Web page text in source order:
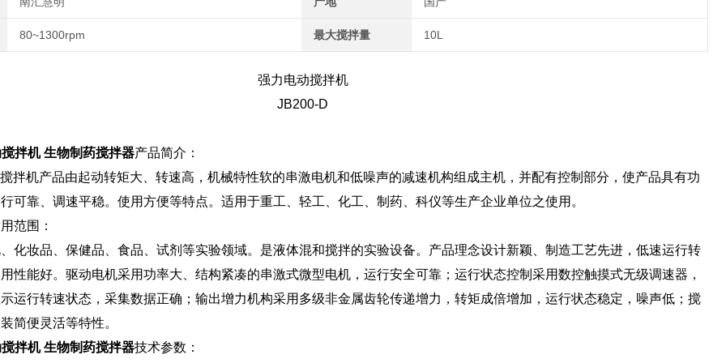
定可靠。
80~1300rpm 最大搅拌量 10L
强力电动搅拌机
JB200-D
拌机 生物制药搅拌器产品简介：
拌机产品由起动转矩大、转速高，机械特性软的串激电机和低噪声的减速机构组成主机，并配有控制部分，使产品具有功
可靠、调速平稳。使用方便等特点。适用于重工、轻工、化工、制药、科仪等生产企业单位之使用。
范围：
化妆品、保健品、食品、试剂等实验领域。是液体混和搅拌的实验设备。产品理念设计新颖、制造工艺先进，低速运行转
性能好。驱动电机采用功率大、结构紧凑的串激式微型电机，运行安全可靠；运行状态控制采用数控触摸式无级调速器，
运行转速状态，采集数据正确；输出增力机构采用多级非金属齿轮传递增力，转矩成倍增加，运行状态稳定，噪声低；搅
简便灵活等特性。
拌机 生物制药搅拌器技术参数：